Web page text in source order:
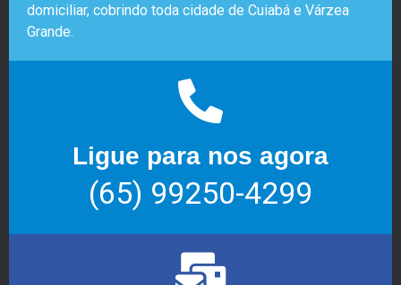
domiciliar, cobrindo toda cidade de Cuiabá e Várzea
Grande.
Ligue para nos agora
(65) 99250-4299